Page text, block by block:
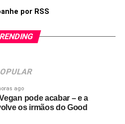
por RSS
ago
pode acabar – e a
os irmãos do Good